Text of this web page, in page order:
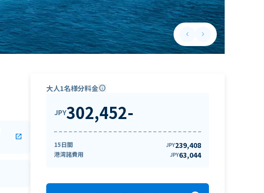
keyboard_arrow_leftPrevious slide
keyboard_arrow_rightNext slide
open_in_new
大人1名様分料金info
JPY302,452-
15日間 JPY239,408
港湾諸費用 JPY63,044